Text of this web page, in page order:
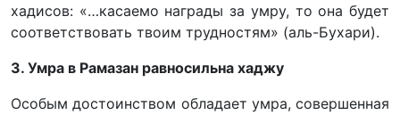
хадисов: «…касаемо награды за умру, то она будет
соответствовать твоим трудностям» (аль-Бухари).
3. Умра в Рамазан равносильна хаджу
Особым достоинством обладает умра, совершенная